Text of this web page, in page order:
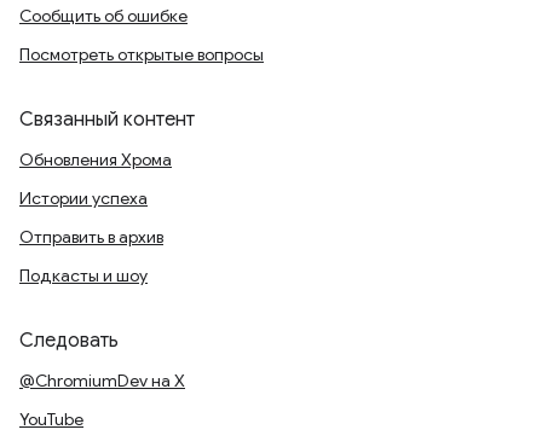
Сообщить об ошибке
Посмотреть открытые вопросы
Связанный контент
Обновления Хрома
Истории успеха
Отправить в архив
Подкасты и шоу
Следовать
@ChromiumDev на X
YouTube